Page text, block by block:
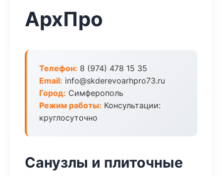
АрхПро
Телефон: 8 (974) 478 15 35
Email: info@skderevoarhpro73.ru
Город: Симферополь
Режим работы: Консультации:
круглосуточно
Санузлы и плиточные